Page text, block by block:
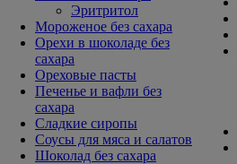
Эритритол
Мороженое без сахара
Орехи в шоколаде без
сахара
Ореховые пасты
Печенье и вафли без
сахара
Сладкие сиропы
Соусы для мяса и салатов
Шоколад без сахара